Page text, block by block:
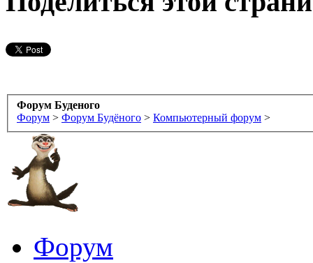
Форум Буденого
Форум > Форум Будёного > Компьютерный форум >
Форум